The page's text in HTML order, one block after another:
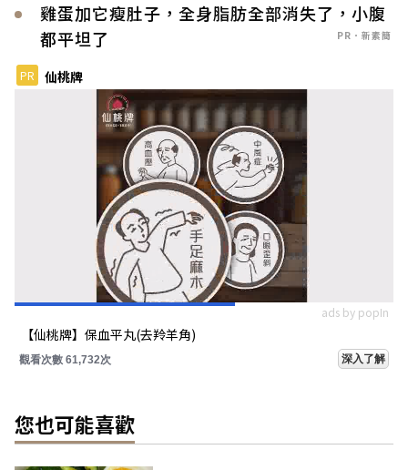
雞蛋加它瘦肚子，全身脂肪全部消失了，小腹
都平坦了
PR．新素簡
PR 仙桃牌
ads by popIn
【仙桃牌】保血平丸(去羚羊角)
觀看次數 61,732次 深入了解
您也可能喜歡